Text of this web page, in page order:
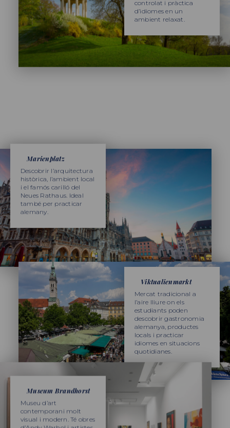
controlat i pràctica
d’idiomes en un
ambient relaxat.
Marienplatz
Descobrir l’arquitectura
històrica, l’ambient local
i el famós carilló del
Neues Rathaus. Ideal
també per practicar
alemany.
Viktualienmarkt
Mercat tradicional a
l’aire lliure on els
estudiants poden
descobrir gastronomia
alemanya, productes
locals i practicar
idiomes en situacions
quotidianes.
Museum Brandhorst
Museu d’art
contemporani molt
visual i modern. Té obres